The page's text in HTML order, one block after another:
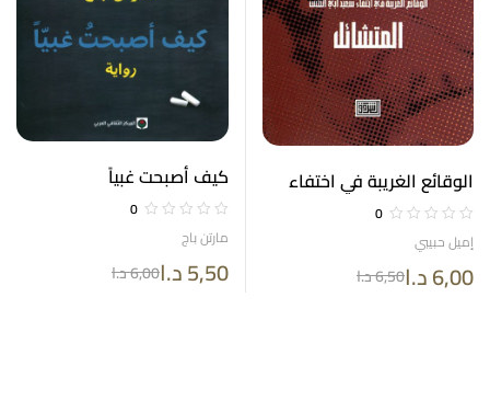
الوقائع الغريبة في اختفاء
سعيد أبي النحس المتشائل
0
إميل حبيبي
6,50د.ا 6,00د.ا
كيف أصبحت غبياً
0
مارتن باج
6,00د.ا 5,50د.ا